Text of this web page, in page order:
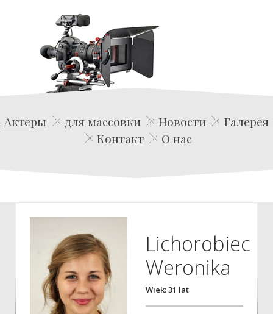
Edwin Film Agencja Aktorska
Актеры для массовки Новости
Галерея
Контакт
О нас
Lichorobiec
Weronika
Wiek: 31 lat